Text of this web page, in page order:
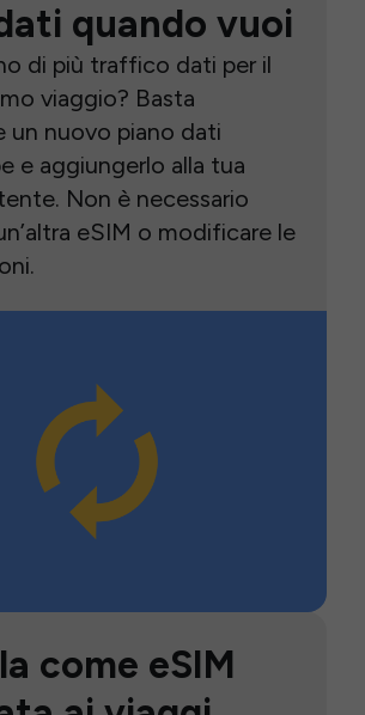
quando vuoi
di più traffico dati per il
viaggio? Basta
un nuovo piano dati
e aggiungerlo alla tua
Non è necessario
eSIM o modificare le
come eSIM